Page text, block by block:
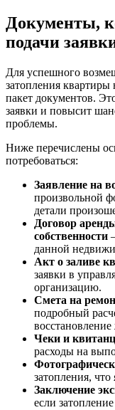
Документы,
подачи
Для успешного
затопления квартиры
пакет документов.
заявки и повысит
проблемы.
Ниже перечислены
потребоваться:
Заявление на
произвольной
детали
Договор
собственности
данной
Акт о заливе
заявки в
организацию.
Смета на
подробный
Чеки и
расходы на
затопления, что
Заключение
если